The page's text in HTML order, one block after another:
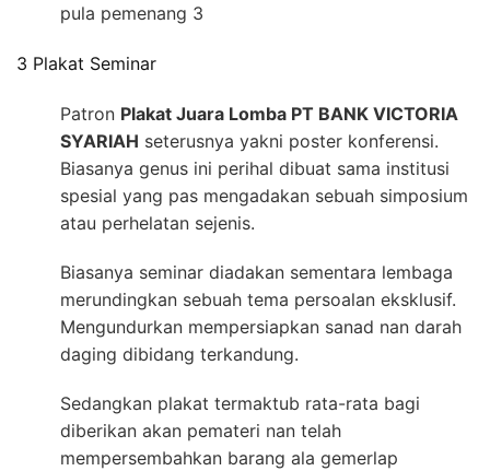
pula pemenang 3
3 Plakat Seminar
Patron Plakat Juara Lomba PT BANK VICTORIA
SYARIAH seterusnya yakni poster konferensi.
Biasanya genus ini perihal dibuat sama institusi
spesial yang pas mengadakan sebuah simposium
atau perhelatan sejenis.
Biasanya seminar diadakan sementara lembaga
merundingkan sebuah tema persoalan eksklusif.
Mengundurkan mempersiapkan sanad nan darah
daging dibidang terkandung.
Sedangkan plakat termaktub rata-rata bagi
diberikan akan pemateri nan telah
mempersembahkan barang ala gemerlap